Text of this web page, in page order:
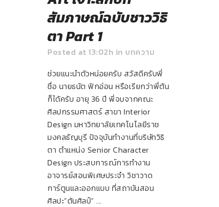
สัมภาษณ์ฉบับชาววิธิ
ตา Part 1
Posted at 13:02h in บทความ
ช่วยแนะนำตัวหน่อยครับ สวัสดีครับพี่
ชื่อ นายธนัต ฟักอ่อน หรือเรียกว่าพี่ต้น
ก็ได้ครับ อายุ 36 ปี พี่จบจากคณะ
ศิลปกรรมศาสตร์ สาขา Interior
Design มหาวิทยาลัยเทคโนโลยีราช
มงคลธัญบุรี ปัจจุบันทำงานที่บริษัทวิธิ
ตา ตำแหน่ง Senior Character
Design ประสบการณ์การทำงาน
อาจารย์สอนพิเศษประจำ วิชาวาด
การ์ตูนและออกแบบ ที่สถาบันสอน
ศิลปะ”ต้นศิลป์” ...